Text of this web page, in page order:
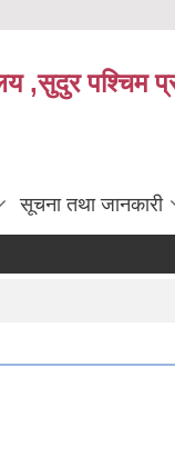
,सुदुर पश्चिम
सूचना तथा जानकारी